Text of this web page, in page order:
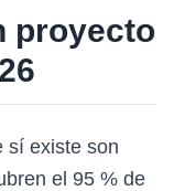
proyecto
sí existe son
el 95 % de